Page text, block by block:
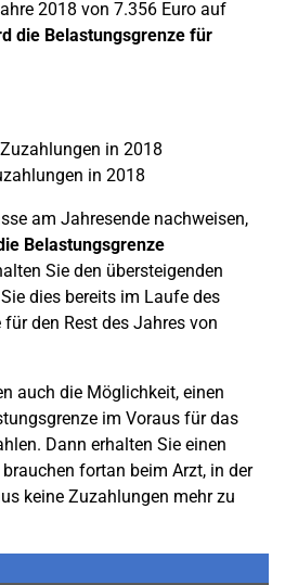
2018 von 7.356 Euro auf
die Belastungsgrenze für
in 2018
am Jahresende nachweisen,
Belastungsgrenze
Sie den übersteigenden
dies bereits im Laufe des
den Rest des Jahres von
auch die Möglichkeit, einen
im Voraus für das
Dann erhalten Sie einen
brauchen fortan beim Arzt, in der
keine Zuzahlungen mehr zu